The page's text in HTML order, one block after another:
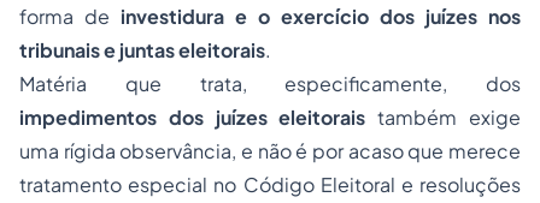
forma de investidura e o exercício dos juízes nos
tribunais e juntas eleitorais.
Matéria que trata, especificamente, dos
impedimentos dos juízes eleitorais também exige
uma rígida observância, e não é por acaso que merece
tratamento especial no Código Eleitoral e resoluções